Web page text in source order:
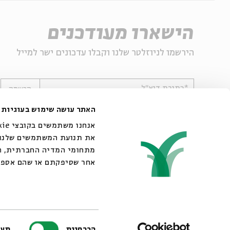
האתר עושה שימוש בעוגיות
את תנועת המשתמשים
מתחומי המדיה החברתית,
אחר שסיפקתם או שהם
הישארו מעודכנים
הירשמו לניוזלטר שלנו וקבלו עדכונים ישר למייל
*כתובת דוא"ל הרשמה